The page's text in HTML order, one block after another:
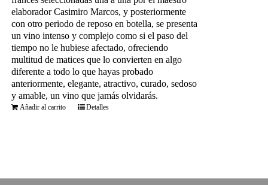
elaborador Casimiro Marcos, y posteriormente
con otro periodo de reposo en botella, se presenta
un vino intenso y complejo como si el paso del
tiempo no le hubiese afectado, ofreciendo
multitud de matices que lo convierten en algo
diferente a todo lo que hayas probado
anteriormente, elegante, atractivo, curado, sedoso
y amable, un vino que jamás olvidarás.
Añadir al carrito Detalles